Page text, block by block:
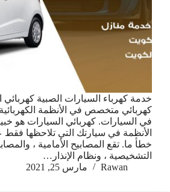
خدمة كهرباء السيارات الصبية كهربائي
كهربائي متخصص في الأنظمة
في السيارات. كهربائي السيارات هو
الأنظمة في سيارتك التي تلاحظها
خطأ ما. تقع المصابيح الأمامية ،
التشخيصية ، ونظام الإنذار…
Rawan
مارس 25, 2021